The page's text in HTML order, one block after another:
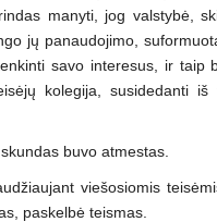
manyti, jog valstybė,
jų panaudojimo,
savo interesus, ir taip
kolegija, susidedanti
buvo atmestas.
viešosiomis
paskelbė teismas.